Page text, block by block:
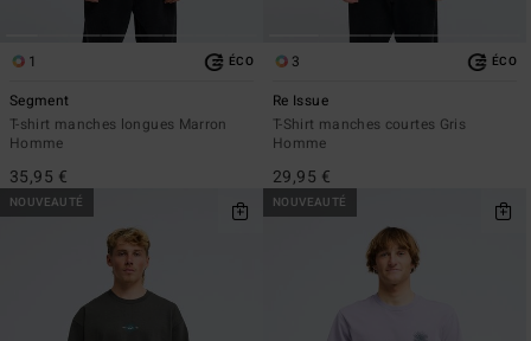
1 ÉCO
Segment
T-shirt manches longues Marron
Homme
35,95 €
3 ÉCO
Re Issue
T-Shirt manches courtes Gris
Homme
29,95 €
NOUVEAUTÉ NOUVEAUTÉ